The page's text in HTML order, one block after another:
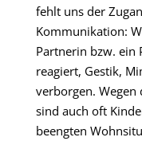
fehlt uns der
Kommunikation:
Partnerin bzw. ein
reagiert, Gestik,
verborgen.
sind auch oft
beengten